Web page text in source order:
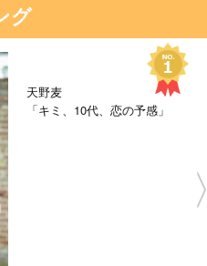
グ
天野麦
「キミ、10代、恋の予感」